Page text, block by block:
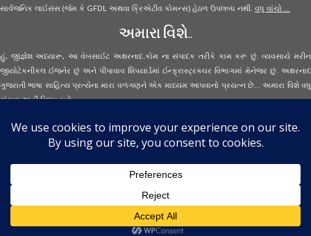
સાર્વજનિક લાઈસંસ (જેમ કે GFDL અથવા ક્રિએટીવ કોમન્સ) હેઠળ ઉપલબ્ધ નથી. વધુ વાંચો ...
અમારા વિશે..
હું, જીજ્ઞેશ અધ્યારૂ, આ વેબસાઈટ અક્ષરનાદ.કોમ ના સંપાદક તરીકે કામ કરૂં છું. વ્યવસાયે મરીન
જીયોટેકનીકલ ઈજનેર છું અને પીપાવાવ શિપયાર્ડમાં ઈન્ફ્રાસ્ટ્રક્ચર વિભાગમાં મેનેજર છું. અક્ષરનાદ
ગુજરાતી ભાષા સાહિત્ય પ્રત્યેના મારા વળગણને એક માધ્યમ આપવાનો પ્રયત્ન છે... અમારા વિશે વધુ
વાંચવાઅહીં ક્લિક કરો...
Secured Site Assurance
Aksharnaad.com
By Jignesh Adhyaru ·
· All Rights Reserved ·